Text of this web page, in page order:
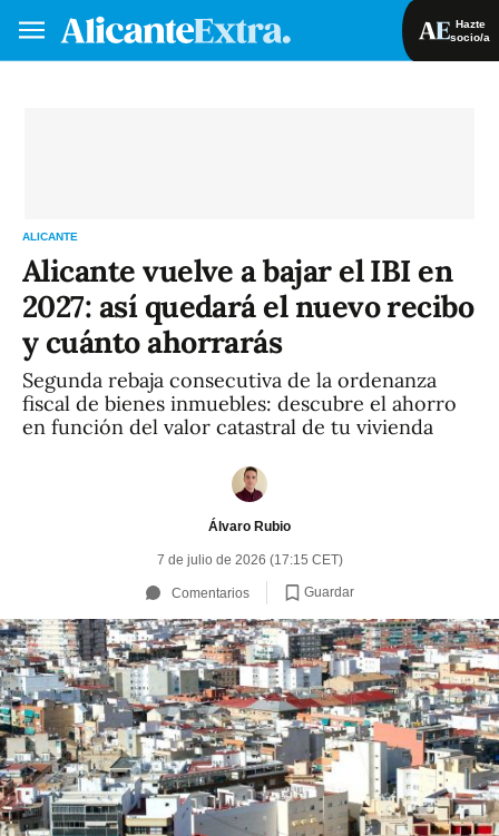
Hazte
socio/a
ALICANTE
Alicante vuelve a bajar el IBI en
2027: así quedará el nuevo recibo
y cuánto ahorrarás
Segunda rebaja consecutiva de la ordenanza
fiscal de bienes inmuebles: descubre el ahorro
en función del valor catastral de tu vivienda
Álvaro Rubio
7 de julio de 2026 (17:15 CET)
Comentarios Guardar